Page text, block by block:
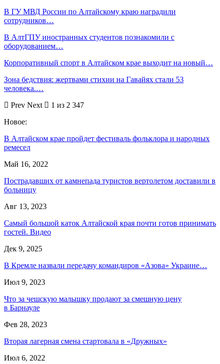
В ГУ МВД России по Алтайскому краю наградили
сотрудников…
В АлтГПУ иностранных студентов познакомили с
оборудованием…
Корпоративный спорт в Алтайском крае выходит на новый…
Зона бедствия: жертвами стихии на Гавайях стали 53
человека.…
Prev Next
1 из 2 347
Новое:
В Алтайском крае пройдет фестиваль фольклора и народных
ремесел
Май 16, 2022
Пострадавших от камнепада туристов вертолетом доставили в
больницу
Авг 13, 2023
Самый большой каток Алтайской края почти готов принимать
гостей. Видео
Дек 9, 2025
В Кремле назвали передачу командиров «Азова» Украине…
Июл 9, 2023
Что за чешскую малышку продают за смешную цену
в Барнауле
Фев 28, 2023
Вторая лагерная смена стартовала в «Дружных»
Июл 6, 2022